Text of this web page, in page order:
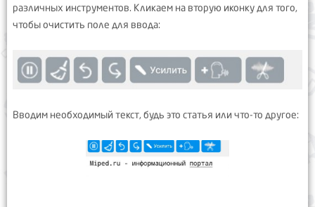
различных инструментов. Кликаем на вторую иконку для того,
чтобы очистить поле для ввода:
Вводим необходимый текст, будь это статья или что-то другое: